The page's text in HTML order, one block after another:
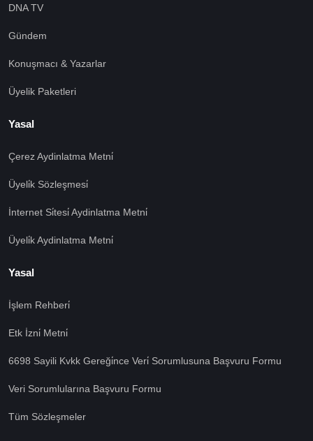
DNA TV
Gündem
Konuşmacı & Yazarlar
Üyelik Paketleri
Yasal
Çerez Aydinlatma Metni̇
Üyeli̇k Sözleşmesi̇
İnternet Si̇tesi̇ Aydinlatma Metni̇
Üyeli̇k Aydinlatma Metni̇
Yasal
İşlem Rehberi̇
Etk İzni̇ Metni̇
6698 Sayili Kvkk Gereği̇nce Veri̇ Sorumlusuna Başvuru Formu
Veri Sorumlularına Başvuru Formu
Tüm Sözleşmeler
🍪 Çerez Kullanıyoruz!
şekilde çerezler kullanmaktayız. Çerezleri nasıl
inceleyebilirsiniz Bu siteye giriş yaparak çerez